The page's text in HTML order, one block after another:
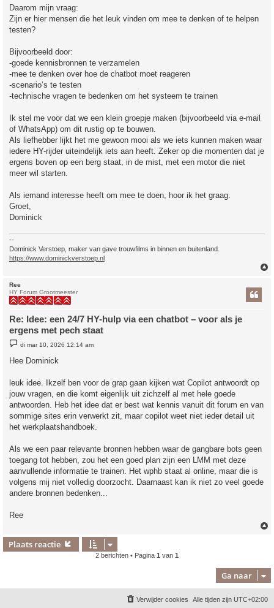
Daarom mijn vraag:
Zijn er hier mensen die het leuk vinden om mee te denken of te helpen
testen?
Bijvoorbeeld door:
-goede kennisbronnen te verzamelen
-mee te denken over hoe de chatbot moet reageren
-scenario’s te testen
-technische vragen te bedenken om het systeem te trainen
Ik stel me voor dat we een klein groepje maken (bijvoorbeeld via e-mail
of WhatsApp) om dit rustig op te bouwen.
Als liefhebber lijkt het me gewoon mooi als we iets kunnen maken waar
iedere HY-rijder uiteindelijk iets aan heeft. Zeker op die momenten dat je
ergens boven op een berg staat, in de mist, met een motor die niet
meer wil starten.
Als iemand interesse heeft om mee te doen, hoor ik het graag.
Groet,
Dominick
--
Dominick Verstoep, maker van gave trouwfilms in binnen en buitenland.
https://www.dominickverstoep.nl
Ree
HY Forum Grootmeester
Re: Idee: een 24/7 HY-hulp via een chatbot – voor als je
ergens met pech staat
e
i
h
t
di mar 10, 2026 12:14 am
Hee Dominick
leuk idee. Ikzelf ben voor de grap gaan kijken wat Copilot antwoordt op
jouw vragen, en die komt eigenlijk uit zichzelf al met hele goede
antwoorden. Heb het idee dat er best wat kennis vanuit dit forum en van
sommige sites erin verwerkt zit, maar copilot weet niet ieder detail uit
het werkplaatshandboek.
Als we een paar relevante bronnen hebben waar de gangbare bots geen
toegang tot hebben, zou het een goed plan zijn een LMM met deze
aanvullende informatie te trainen. Het wphb staat al online, maar die is
volgens mij niet volledig doorzocht. Daarnaast kan ik niet zo veel goede
andere bronnen bedenken...
Ree
g
Plaats reactie
2 berichten • Pagina 1 van 1
Ga naar
Alle tijden zijn UTC+02:00
Verwijder cookies